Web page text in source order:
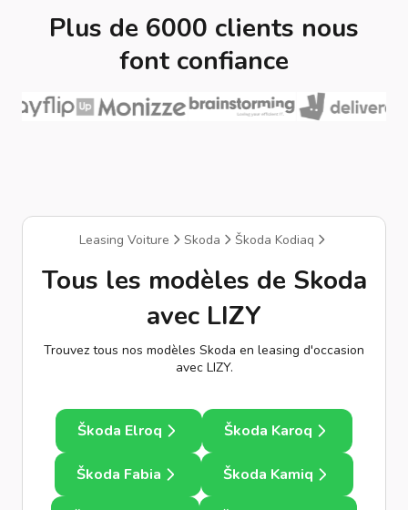
Plus de 6000 clients nous
font confiance
Leasing Voiture Skoda Škoda Kodiaq
Tous les modèles de Skoda
avec LIZY
Trouvez tous nos modèles Skoda en leasing d'occasion
avec LIZY.
Škoda Elroq Škoda Karoq
Škoda Fabia Škoda Kamiq